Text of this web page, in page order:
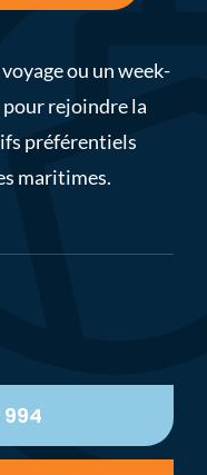
ou un week-
pour rejoindre la
préférentiels
maritimes.